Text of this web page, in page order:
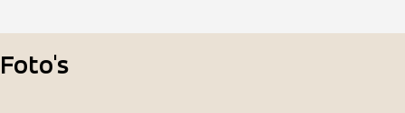
Foto's